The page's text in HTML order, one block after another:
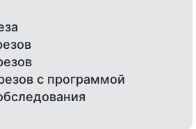
с программой